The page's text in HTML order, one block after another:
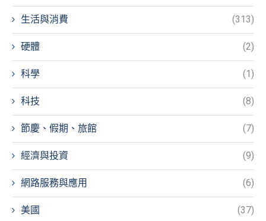
生活與消費 (313)
硬體 (2)
科學 (1)
科技 (8)
節慶、假期、旅館 (7)
經濟與投資 (9)
網路服務與應用 (6)
美國 (37)